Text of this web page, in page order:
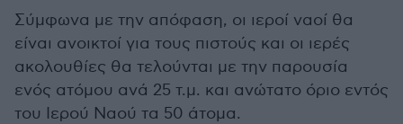
Σύμφωνα με την απόφαση, οι ιεροί ναοί θα
είναι ανοικτοί για τους πιστούς και οι ιερές
ακολουθίες θα τελούνται με την παρουσία
ενός ατόμου ανά 25 τ.μ. και ανώτατο όριο εντός
του Ιερού Ναού τα 50 άτομα.